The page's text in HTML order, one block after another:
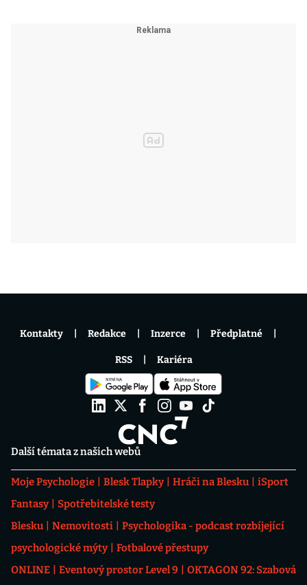
Další témata z našich webů
Moje Psychologie Blesk Tlapky Hráči na Blesku
iSport
Fantasy
Spotřebitelské testy
Blesku
Nemovitosti
Psychologika - podcast rozbíjející
psychologické mýty
Fotbalové přestupy
ONLINE
Eventový prostor Level 9
OKTAGON 92: Szabová
Kontakty Redakce Inzerce Předplatné
RSS Kariéra